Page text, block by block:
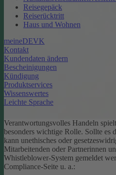
Reisegepäck
Reiserücktritt
Haus und Wohnen
meineDEVK
Kontakt
Kundendaten ändern
Bescheinigungen
Kündigung
Produktservices
Wissenswertes
Leichte Sprache
Verantwortungsvolles Handeln
besonders wichtige Rolle. Sollte es
kann unethisches oder
Mitarbeitenden oder Partnerinnen
Whistleblower-System gemeldet
Compliance-Seite u. a.: